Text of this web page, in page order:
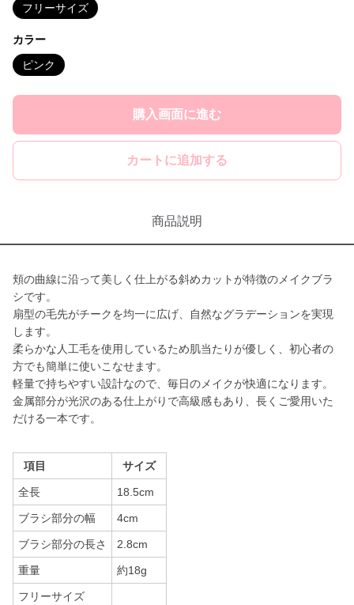
フリーサイズ
カラー
ピンク
購入画面に進む
カートに追加する
商品説明
頬の曲線に沿って美しく仕上がる斜めカットが特徴のメイクブラ
シです。
扇型の毛先がチークを均一に広げ、自然なグラデーションを実現
します。
柔らかな人工毛を使用しているため肌当たりが優しく、初心者の
方でも簡単に使いこなせます。
軽量で持ちやすい設計なので、毎日のメイクが快適になります。
金属部分が光沢のある仕上がりで高級感もあり、長くご愛用いた
だける一本です。
項目 サイズ
全長 18.5cm
ブラシ部分の幅 4cm
ブラシ部分の長さ 2.8cm
重量 約18g
フリーサイズ